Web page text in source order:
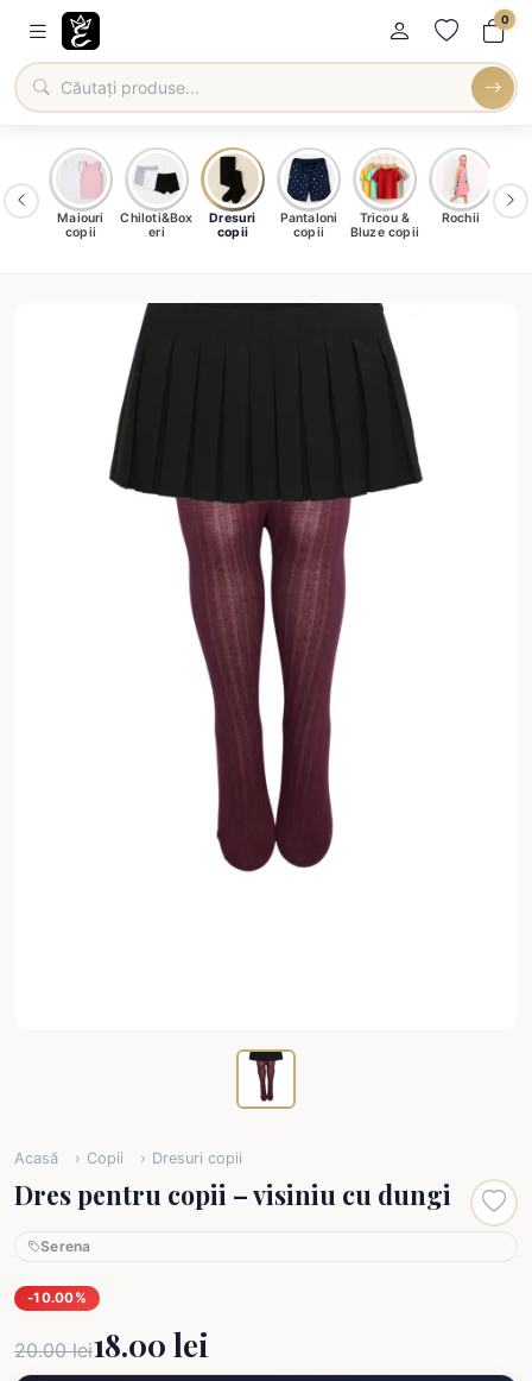
0
Maiouri
copii
Chiloti&Box
eri
Dresuri
copii
Pantaloni
copii
Tricou &
Bluze copii
Rochii
Acasă Copii Dresuri copii
Dres pentru copii – visiniu cu dungi
Serena
-10.00%
20.00 lei18.00 lei